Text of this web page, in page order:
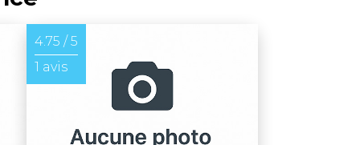
4.75 / 5
1 avis